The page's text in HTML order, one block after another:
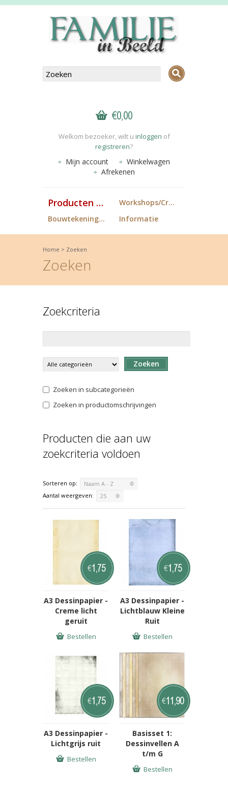
€0,00
Welkom bezoeker, wilt u inloggen of
registreren?
Mijn account
Winkelwagen
Afrekenen
Producten FiB
Workshops/Cropdagen
Bouwtekeningen
Informatie
Home > Zoeken
Zoeken
Zoekcriteria
Zoeken
Zoeken in subcategorieën
Zoeken in productomschrijvingen
Producten die aan uw
zoekcriteria voldoen
Sorteren op:
Naam A - Z
Aantal weergeven:
25
A3 Dessinpapier -
Creme licht
geruit
€1,75
Bestellen
A3 Dessinpapier -
Lichtblauw Kleine
Ruit
€1,75
Bestellen
A3 Dessinpapier -
Lichtgrijs ruit
€1,75
Bestellen
Basisset 1:
Dessinvellen A
t/m G
€11,90
Bestellen